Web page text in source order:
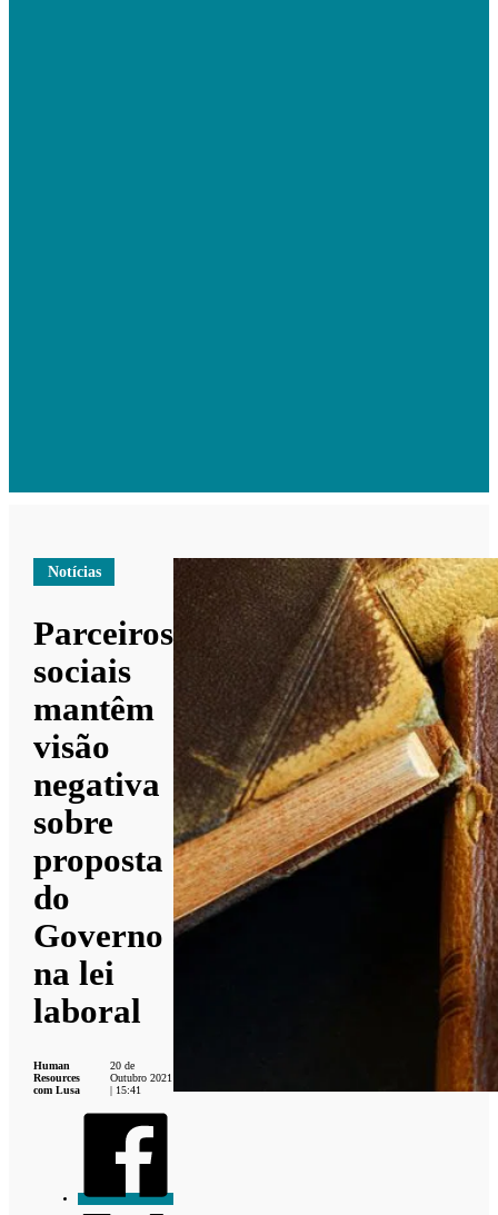
Notícias
Parceiros
sociais
mantêm
visão
negativa
sobre
proposta
do
Governo
na lei
laboral
Human
Resources
com Lusa
20 de
Outubro 2021
| 15:41